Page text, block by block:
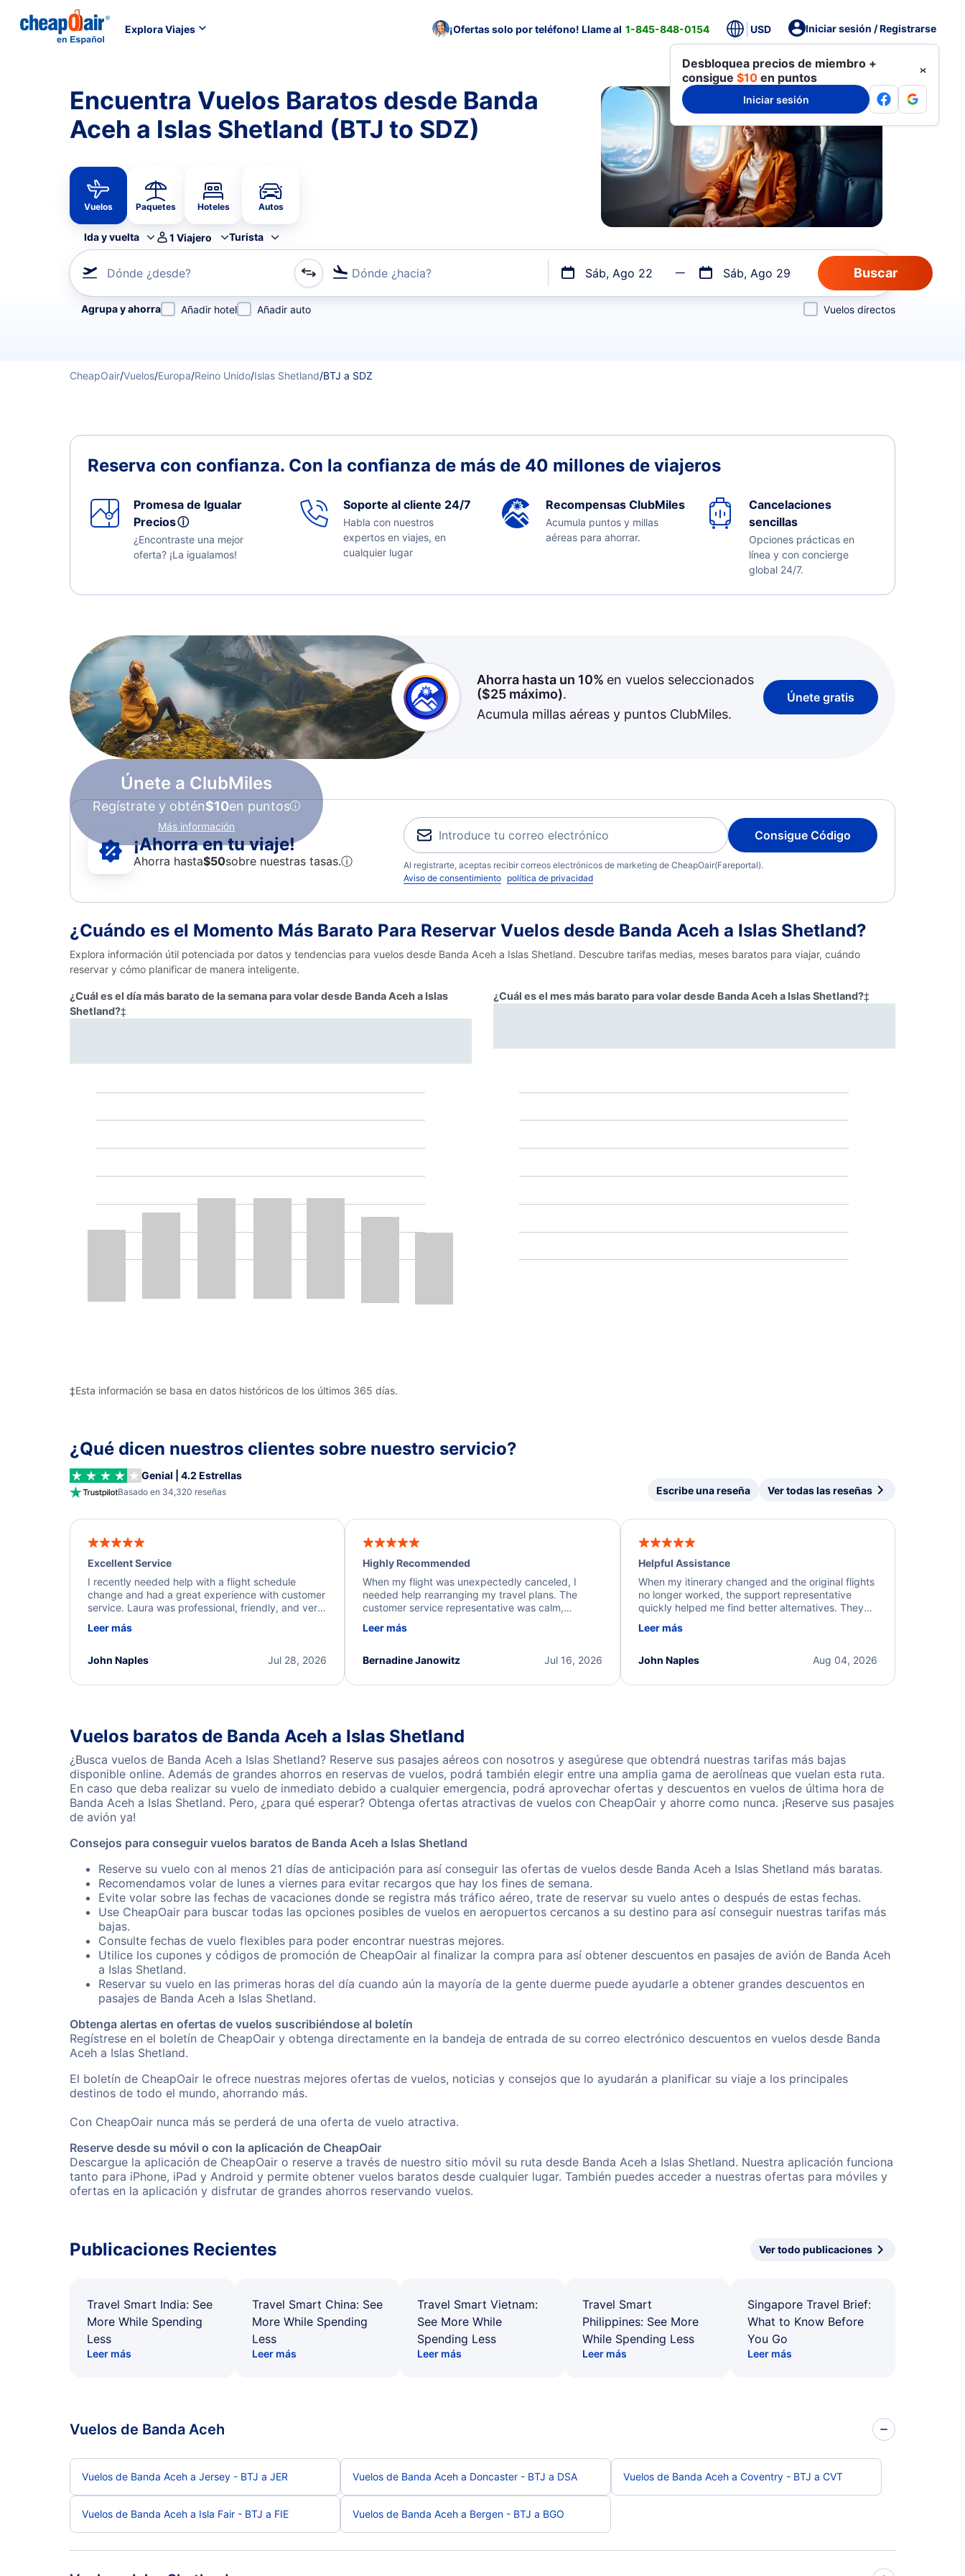
Explora Viajes ¡Ofertas solo por teléfono! Llame al 1-845-848-0154 USD Iniciar sesión / Registrarse
Desbloquea precios de miembro +
consigue $10 en puntos
Iniciar sesión
Encuentra Vuelos Baratos desde Banda
Aceh a Islas Shetland (BTJ to SDZ)
Vuelos Paquetes Hoteles Autos
Ida y vuelta 1 Viajero Turista
Dónde ¿desde? Dónde ¿hacia? Sáb, Ago 22 Sáb, Ago 29
Refina tu búsqueda por aerolínea, por ciudad o aeropuerto o por vuelos directos
Agrupa y ahorra Añadir hotel Añadir auto Vuelos directos
CheapOair/Vuelos/Europa/Reino Unido/Islas Shetland/BTJ a SDZ
Reserva con confianza. Con la confianza de más de 40 millones de viajeros
Promesa de Igualar
Preciosⓘ
¿Encontraste una mejor
oferta? ¡La igualamos!
Soporte al cliente 24/7
Habla con nuestros
expertos en viajes, en
cualquier lugar
Recompensas ClubMiles
Acumula puntos y millas
aéreas para ahorrar.
Cancelaciones
sencillas
Opciones prácticas en
línea y con concierge
global 24/7.
Únete a ClubMiles
Regístrate y obtén$10en puntos
Más información
Ahorra hasta un 10% en vuelos seleccionados
($25máximo).
Acumula millas aéreas y puntos ClubMiles.
Únete gratis
¡Ahorra en tu viaje!
Ahorra hasta$50sobre nuestras tasas.ⓘ
Consigue Código
Al registrarte, aceptas recibir correos electrónicos de marketing de CheapOair(Fareportal).
Aviso de consentimiento política de privacidad
¿Cuándo es el Momento Más Barato Para Reservar Vuelos desde Banda Aceh a Islas Shetland?
Explora información útil potenciada por datos y tendencias para vuelos desde Banda Aceh a Islas Shetland. Descubre tarifas medias, meses baratos para viajar, cuándo
reservar y cómo planificar de manera inteligente.
¿Cuál es el día más barato de la semana para volar desde Banda Aceh a Islas
Shetland?‡
¿Cuál es el mes más barato para volar desde Banda Aceh a Islas Shetland?‡
‡Esta información se basa en datos históricos de los últimos 365 días.
¿Qué dicen nuestros clientes sobre nuestro servicio?
Genial | 4.2 Estrellas
Basado en 34,320 reseñas Escribe una reseña Ver todas las reseñas
Excellent Service
I recently needed help with a flight schedule
change and had a great experience with customer
service. Laura was professional, friendly, and very
a solution and kept me informed of the next steps.
Leer más
Jul 28, 2026
John Naples
Highly Recommended
When my flight was unexpectedly canceled, I
needed help rearranging my travel plans. The
customer service representative was calm,
process. They quickly found alternative flight
I truly appreciate the excellent support and
Leer más
Jul 16, 2026
Bernadine Janowitz
Helpful Assistance
When my itinerary changed and the original flights
no longer worked, the support representative
quickly helped me find better alternatives. They
beyond to resolve the issue. I'm grateful for the
Leer más
Aug 04, 2026
John Naples
Vuelos baratos de Banda Aceh a Islas Shetland
¿Busca vuelos de Banda Aceh a Islas Shetland? Reserve sus pasajes aéreos con nosotros y asegúrese que obtendrá nuestras tarifas más bajas
disponible online. Además de grandes ahorros en reservas de vuelos, podrá también elegir entre una amplia gama de aerolíneas que vuelan esta ruta.
En caso que deba realizar su vuelo de inmediato debido a cualquier emergencia, podrá aprovechar ofertas y descuentos en vuelos de última hora de
Banda Aceh a Islas Shetland. Pero, ¿para qué esperar? Obtenga ofertas atractivas de vuelos con CheapOair y ahorre como nunca. ¡Reserve sus pasajes
de avión ya!
Consejos para conseguir vuelos baratos de Banda Aceh a Islas Shetland
Reserve su vuelo con al menos 21 días de anticipación para así conseguir las ofertas de vuelos desde Banda Aceh a Islas Shetland más baratas.
Recomendamos volar de lunes a viernes para evitar recargos que hay los fines de semana.
Evite volar sobre las fechas de vacaciones donde se registra más tráfico aéreo, trate de reservar su vuelo antes o después de estas fechas.
Use CheapOair para buscar todas las opciones posibles de vuelos en aeropuertos cercanos a su destino para así conseguir nuestras tarifas más
bajas.
Consulte fechas de vuelo flexibles para poder encontrar nuestras mejores.
Utilice los cupones y códigos de promoción de CheapOair al finalizar la compra para así obtener descuentos en pasajes de avión de Banda Aceh
a Islas Shetland.
Reservar su vuelo en las primeras horas del día cuando aún la mayoría de la gente duerme puede ayudarle a obtener grandes descuentos en
pasajes de Banda Aceh a Islas Shetland.
Obtenga alertas en ofertas de vuelos suscribiéndose al boletín
Regístrese en el boletín de CheapOair y obtenga directamente en la bandeja de entrada de su correo electrónico descuentos en vuelos desde Banda
Aceh a Islas Shetland.
El boletín de CheapOair le ofrece nuestras mejores ofertas de vuelos, noticias y consejos que lo ayudarán a planificar su viaje a los principales
destinos de todo el mundo, ahorrando más.
Con CheapOair nunca más se perderá de una oferta de vuelo atractiva.
Reserve desde su móvil o con la aplicación de CheapOair
Descargue la aplicación de CheapOair o reserve a través de nuestro sitio móvil su ruta desde Banda Aceh a Islas Shetland. Nuestra aplicación funciona
tanto para iPhone, iPad y Android y permite obtener vuelos baratos desde cualquier lugar. También puedes acceder a nuestras ofertas para móviles y
ofertas en la aplicación y disfrutar de grandes ahorros reservando vuelos.
Publicaciones Recientes Ver todo publicaciones
Travel Smart India: See
More While Spending
Less
Leer más
Travel Smart China: See
More While Spending
Less
Leer más
Travel Smart Vietnam:
See More While
Spending Less
Leer más
Travel Smart
Philippines: See More
While Spending Less
Leer más
Singapore Travel Brief:
What to Know Before
You Go
Leer más
Vuelos de Banda Aceh
Vuelos de Banda Aceh a Jersey - BTJ a JER Vuelos de Banda Aceh a Doncaster - BTJ a DSA Vuelos de Banda Aceh a Coventry - BTJ a CVT
Vuelos de Banda Aceh a Isla Fair - BTJ a FIE Vuelos de Banda Aceh a Bergen - BTJ a BGO